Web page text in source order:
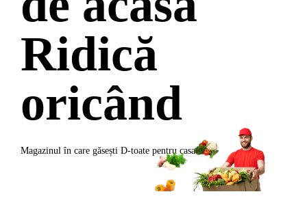
Ridică
oricând
Magazinul în care găsești D-toate pentru casa ta